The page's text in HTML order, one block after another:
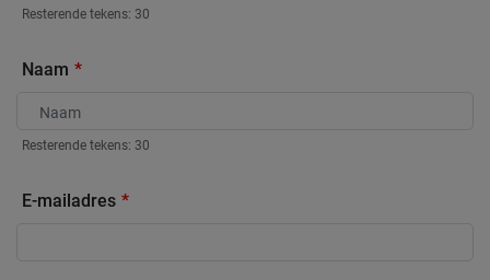
Resterende tekens: 30
Naam
Resterende tekens: 30
E-mailadres